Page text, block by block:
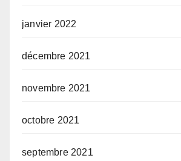
janvier 2022
décembre 2021
novembre 2021
octobre 2021
septembre 2021